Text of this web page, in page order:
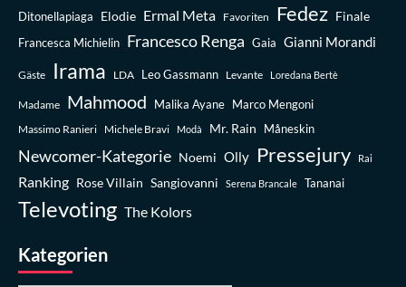
Ditonellapiaga Elodie Ermal Meta Favoriten Fedez Finale
Francesca Michielin Francesco Renga Gaia Gianni Morandi
Gäste Irama LDA Leo Gassmann Levante Loredana Bertè
Madame Mahmood Malika Ayane Marco Mengoni
Massimo Ranieri Michele Bravi Modà Mr. Rain Måneskin
Newcomer-Kategorie Noemi Olly Pressejury Rai
Ranking Rose Villain Sangiovanni Serena Brancale Tananai
Televoting The Kolors
Kategorien